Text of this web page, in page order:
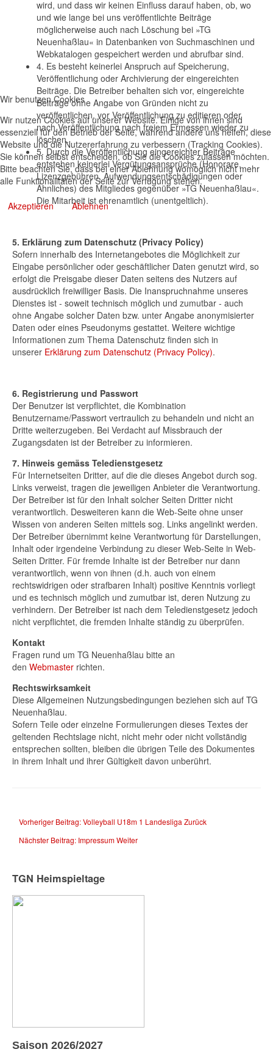
wird, und dass wir keinen Einfluss darauf haben, ob, wo
und wie lange bei uns veröffentlichte Beiträge
möglicherweise auch nach Löschung bei »TG
Neuenhaßlau« in Datenbanken von Suchmaschinen und
Webkatalogen gespeichert werden und abrufbar sind.
4. Es besteht keinerlei Anspruch auf Speicherung,
Veröffentlichung oder Archivierung der eingereichten
Beiträge. Die Betreiber behalten sich vor, eingereichte
Beiträge ohne Angabe von Gründen nicht zu
veröffentlichen, vor Veröffentlichung zu editieren oder
nach Veröffentlichung nach freiem Ermessen wieder zu
löschen.
5. Durch die Veröffentlichung eingereichter Beiträge
entstehen keinerlei Vergütungsansprüche (Honorare,
Lizenzgebühren, Aufwendungsentschädigungen oder
Ähnliches) des Mitgliedes gegenüber »TG Neuenhaßlau«.
Die Mitarbeit ist ehrenamtlich (unentgeltlich).
5. Erklärung zum Datenschutz (Privacy Policy)
Sofern innerhalb des Internetangebotes die Möglichkeit zur
Eingabe persönlicher oder geschäftlicher Daten genutzt wird, so
erfolgt die Preisgabe dieser Daten seitens des Nutzers auf
ausdrücklich freiwilliger Basis. Die Inanspruchnahme unseres
Dienstes ist - soweit technisch möglich und zumutbar - auch
ohne Angabe solcher Daten bzw. unter Angabe anonymisierter
Daten oder eines Pseudonyms gestattet. Weitere wichtige
Informationen zum Thema Datenschutz finden sich in
unserer Erklärung zum Datenschutz (Privacy Policy).
6. Registrierung und Passwort
Der Benutzer ist verpflichtet, die Kombination
Benutzername/Passwort vertraulich zu behandeln und nicht an
Dritte weiterzugeben. Bei Verdacht auf Missbrauch der
Zugangsdaten ist der Betreiber zu informieren.
7. Hinweis gemäss Teledienstgesetz
Für Internetseiten Dritter, auf die die dieses Angebot durch sog.
Links verweist, tragen die jeweiligen Anbieter die Verantwortung.
Der Betreiber ist für den Inhalt solcher Seiten Dritter nicht
verantwortlich. Desweiteren kann die Web-Seite ohne unser
Wissen von anderen Seiten mittels sog. Links angelinkt werden.
Der Betreiber übernimmt keine Verantwortung für Darstellungen,
Inhalt oder irgendeine Verbindung zu dieser Web-Seite in Web-
Seiten Dritter. Für fremde Inhalte ist der Betreiber nur dann
verantwortlich, wenn von ihnen (d.h. auch von einem
rechtswidrigen oder strafbaren Inhalt) positive Kenntnis vorliegt
und es technisch möglich und zumutbar ist, deren Nutzung zu
verhindern. Der Betreiber ist nach dem Teledienstgesetz jedoch
nicht verpflichtet, die fremden Inhalte ständig zu überprüfen.
Kontakt
Fragen rund um TG Neuenhaßlau bitte an
den Webmaster richten.
Rechtswirksamkeit
Diese Allgemeinen Nutzungsbedingungen beziehen sich auf TG
Neuenhaßlau.
Sofern Teile oder einzelne Formulierungen dieses Textes der
geltenden Rechtslage nicht, nicht mehr oder nicht vollständig
entsprechen sollten, bleiben die übrigen Teile des Dokumentes
in ihrem Inhalt und ihrer Gültigkeit davon unberührt.
Vorheriger Beitrag: Volleyball U18m 1 Landesliga Zurück
Nächster Beitrag: ImpressumWeiter
TGN Heimspieltage
Saison 2026/2027
Wir benutzen Cookies
Wir nutzen Cookies auf unserer Website. Einige von ihnen sind
essenziell für den Betrieb der Seite, während andere uns helfen, diese
Website und die Nutzererfahrung zu verbessern (Tracking Cookies).
Sie können selbst entscheiden, ob Sie die Cookies zulassen möchten.
Bitte beachten Sie, dass bei einer Ablehnung womöglich nicht mehr
alle Funktionalitäten der Seite zur Verfügung stehen.
Akzeptieren Ablehnen